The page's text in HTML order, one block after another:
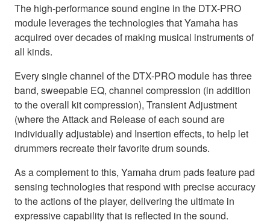
The high-performance sound engine in the DTX-PRO
module leverages the technologies that Yamaha has
acquired over decades of making musical instruments of
all kinds.
Every single channel of the DTX-PRO module has three
band, sweepable EQ, channel compression (in addition
to the overall kit compression), Transient Adjustment
(where the Attack and Release of each sound are
individually adjustable) and Insertion effects, to help let
drummers recreate their favorite drum sounds.
As a complement to this, Yamaha drum pads feature pad
sensing technologies that respond with precise accuracy
to the actions of the player, delivering the ultimate in
expressive capability that is reflected in the sound.